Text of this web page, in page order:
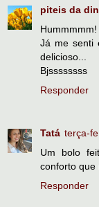
piteis da
Hummmmm!
Já me senti
delicioso...
Bjssssssss
Responder
Tatá terça-
Um bolo
conforto que
Responder